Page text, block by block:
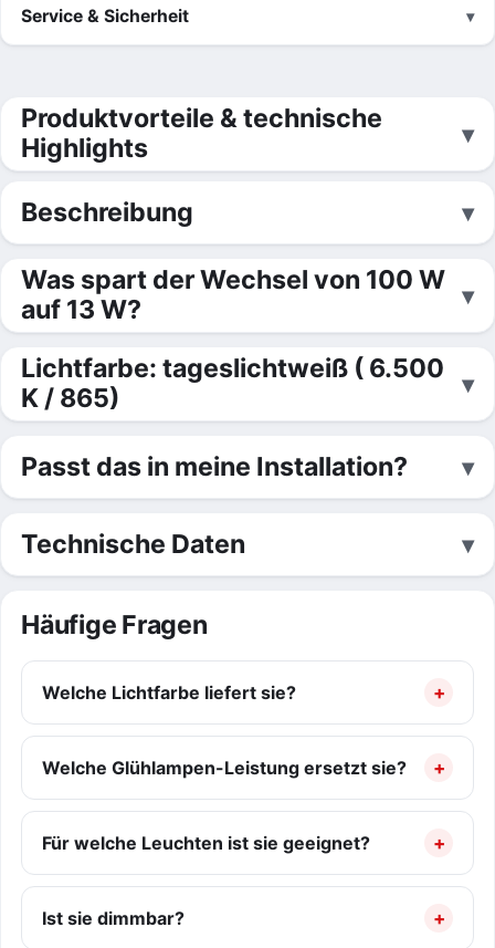
Service & Sicherheit
Produktvorteile & technische
Highlights
Beschreibung
Was spart der Wechsel von 100 W
auf 13 W?
Lichtfarbe: tageslichtweiß ( 6.500
K / 865)
Passt das in meine Installation?
Technische Daten
Häufige Fragen
Welche Lichtfarbe liefert sie?
Welche Glühlampen-Leistung ersetzt sie?
Für welche Leuchten ist sie geeignet?
Ist sie dimmbar?